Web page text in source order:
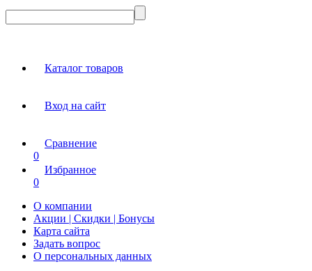
Каталог товаров
Вход на сайт
Сравнение
0
Избранное
0
О компании
Акции | Скидки | Бонусы
Карта сайта
Задать вопрос
О персональных данных